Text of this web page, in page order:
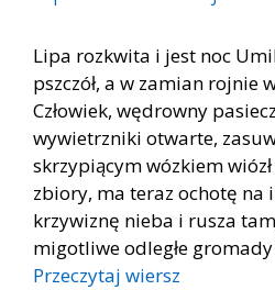
Lipa rozkwita i jest noc
pszczół, a w zamian rojnie
Człowiek, wędrowny
wywietrzniki otwarte,
skrzypiącym wózkiem
zbiory, ma teraz ochotę na
krzywiznę nieba i rusza
migotliwe odległe
Przeczytaj wiersz